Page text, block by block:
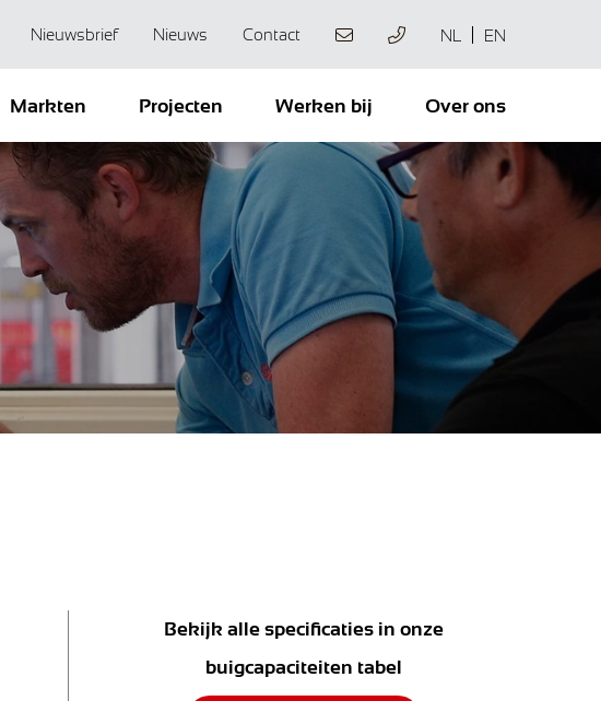
Nieuwsbrief Nieuws Contact NL EN
Markten Projecten Werken bij Over ons
Bekijk alle specificaties in onze
buigcapaciteiten tabel